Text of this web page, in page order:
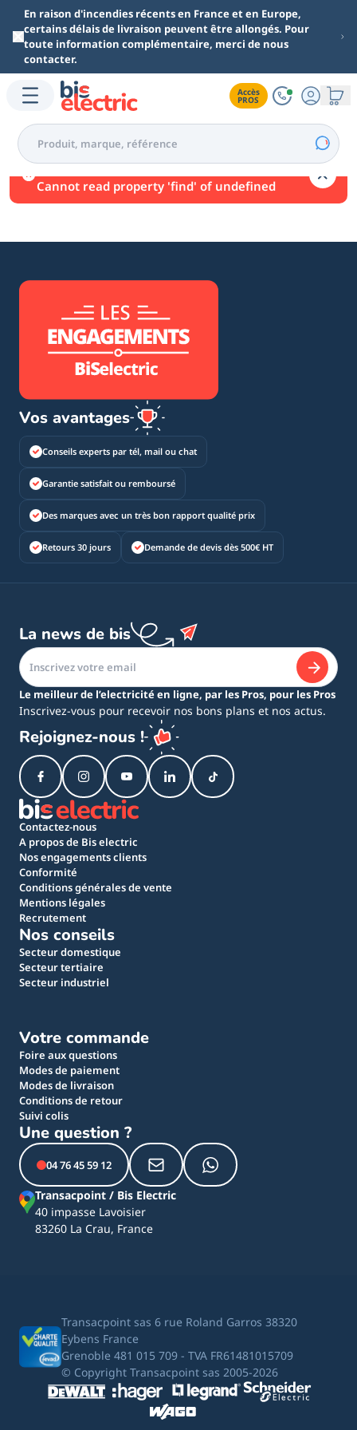
Aller au contenu principal
En raison d'incendies récents en France et en Europe,
certains délais de livraison peuvent être allongés. Pour
toute information complémentaire, merci de nous
contacter.
Accès
PROS
Une erreur est survenue.
Cannot read property 'find' of undefined
Vos avantages
Conseils experts par tél, mail ou chat
Garantie satisfait ou remboursé
Des marques avec un très bon rapport qualité prix
Retours 30 jours Demande de devis dès 500€ HT
La news de bis
Le meilleur de l’electricité en ligne, par les Pros, pour les Pros
Inscrivez-vous pour recevoir nos bons plans et nos actus.
Rejoignez-nous !
Contactez-nous
A propos de Bis electric
Nos engagements clients
Conformité
Conditions générales de vente
Mentions légales
Recrutement
Nos conseils
Secteur domestique
Secteur tertiaire
Secteur industriel
Votre commande
Foire aux questions
Modes de paiement
Modes de livraison
Conditions de retour
Suivi colis
Une question ?
04 76 45 59 12
Transacpoint / Bis Electric
40 impasse Lavoisier
83260 La Crau, France
Transacpoint sas 6 rue Roland Garros 38320
Eybens France
Grenoble 481 015 709 - TVA FR61481015709
© Copyright Transacpoint sas 2005-2026